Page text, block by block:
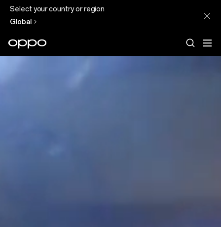
Select your country or region
Global